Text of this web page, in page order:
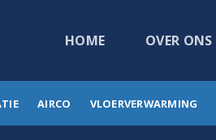
HOME OVER ONS
AIRCO VLOERVERWARMING